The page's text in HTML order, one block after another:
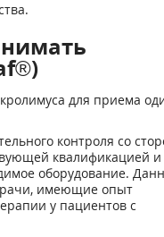
для приема
контроля со
квалификацией и
оборудование.
имеющие опыт
у пациентов с